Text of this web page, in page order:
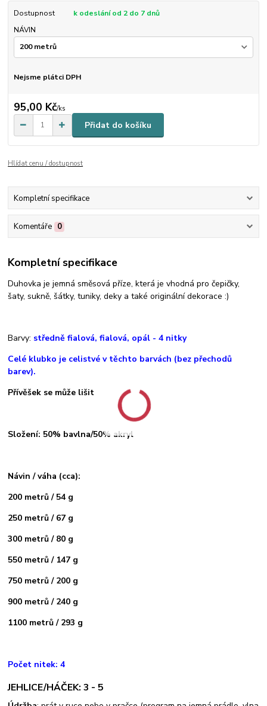
Dostupnost
k odeslání od 2 do 7 dnů
NÁVIN
Nejsme plátci DPH
95,00 Kč/ks
Přidat do košíku
Hlídat cenu / dostupnost
Kompletní specifikace
Komentáře 0
Kompletní specifikace
Duhovka je jemná směsová příze, která je vhodná pro čepičky,
šaty, sukně, šátky, tuniky, deky a také originální dekorace :)
Barvy: středně fialová, fialová, opál - 4 nitky
Celé klubko je celistvé v těchto barvách (bez přechodů
barev).
Přívěšek se může lišit
Složení: 50% bavlna/50% akryl
Návin / váha (cca):
200 metrů / 54 g
250 metrů / 67 g
300 metrů / 80 g
550 metrů / 147 g
750 metrů / 200 g
900 metrů / 240 g
1100 metrů / 293 g
Počet nitek: 4
JEHLICE/HÁČEK: 3 - 5